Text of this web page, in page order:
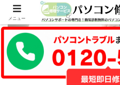
メニュー